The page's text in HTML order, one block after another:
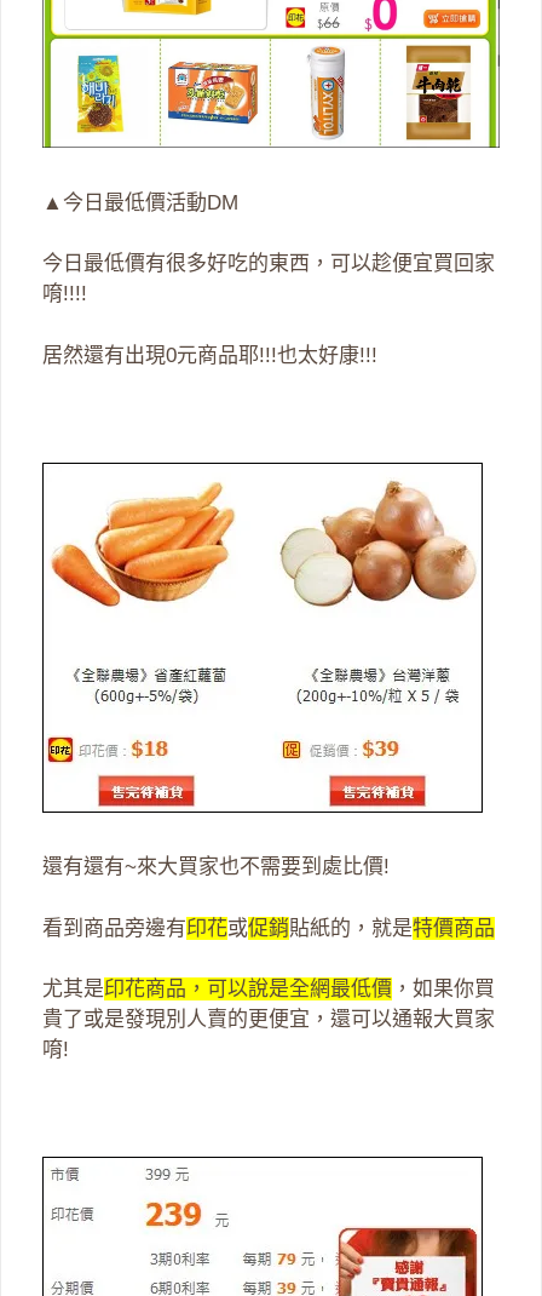
▲今日最低價活動DM
今日最低價有很多好吃的東西，可以趁便宜買回家
唷!!!!
居然還有出現0元商品耶!!!也太好康!!!
還有還有~來大買家也不需要到處比價!
看到商品旁邊有印花或促銷貼紙的，就是特價商品
尤其是印花商品，可以說是全網最低價 ，如果你買
貴了或是發現別人賣的更便宜，還可以通報大買家
唷!